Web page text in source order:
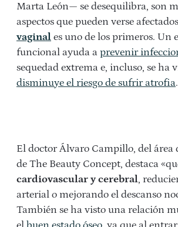
Marta León— se desequilibra, son
aspectos que pueden verse
vaginal es uno de los primeros. Un
funcional ayuda a prevenir
sequedad extrema e, incluso, se ha
disminuye el riesgo de sufrir atrofia.
El doctor Álvaro Campillo, del área
de The Beauty Concept, destaca
cardiovascular y cerebral,
arterial o mejorando el descanso
También se ha visto una relación